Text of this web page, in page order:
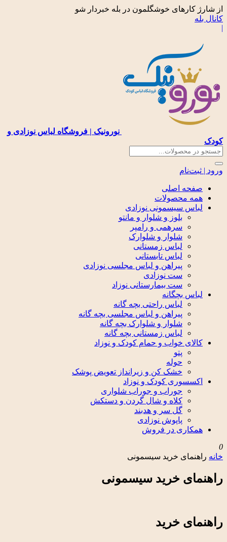
از شارژ کارهای خوشگلمون در بله خبردار شو
کانال بله
|
نورونیک | فروشگاه لباس نوزادی و
کودک
ورود | ثبت‌نام
صفحه اصلی
همه محصولات
لباس سیسمونی نوزادی
بلوز و شلوار و مانتو
سرهمی و رامپر
شلوار و شلوارک
لباس زمستانی
لباس تابستانی
پیراهن و لباس مجلسی نوزادی
ست نوزادی
ست بیمارستانی نوزاد
لباس بچگانه
لباس راحتی بچه گانه
پیراهن و لباس مجلسی بچه گانه
شلوار و شلوارک بچه گانه
لباس زمستانی بچه گانه
کالای خواب و حمام کودک و نوزاد
پتو
حوله
خشک کن و زیرانداز تعویض پوشک
اکسسوری کودک و نوزاد
جوراب و جوراب شلواری
کلاه و شال گردن و دستکش
گل سر و هدبند
پاپوش نوزادی
همکاری در فروش
0
خانه راهنمای خرید سیسمونی
راهنمای خرید سیسمونی
راهنمای خرید